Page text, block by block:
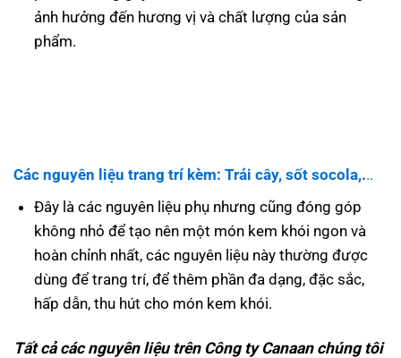
ảnh hưởng đến hương vị và chất lượng của sản
phẩm.
Các nguyên liệu trang trí kèm: Trái cây, sốt socola,...
Đây là các nguyên liệu phụ nhưng cũng đóng góp
không nhỏ để tạo nên một món kem khói ngon và
hoàn chỉnh nhất, các nguyên liệu này thường được
dùng để trang trí, để thêm phần đa dạng, đặc sắc,
hấp dẫn, thu hút cho món kem khói.
Tất cả các nguyên liệu trên Công ty Canaan chúng tôi